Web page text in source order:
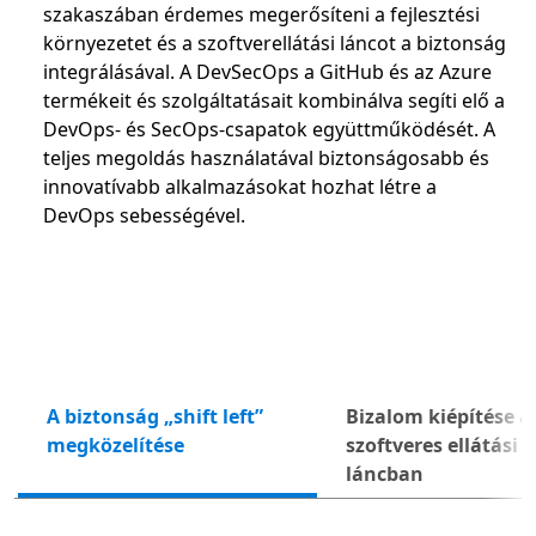
szakaszában érdemes megerősíteni a fejlesztési
környezetet és a szoftverellátási láncot a biztonság
integrálásával. A DevSecOps a GitHub és az Azure
termékeit és szolgáltatásait kombinálva segíti elő a
DevOps- és SecOps-csapatok együttműködését. A
teljes megoldás használatával biztonságosabb és
innovatívabb alkalmazásokat hozhat létre a
DevOps sebességével.
A biztonság „shift left”
megközelítése
Bizalom kiépítése a
szoftveres ellátási
láncban